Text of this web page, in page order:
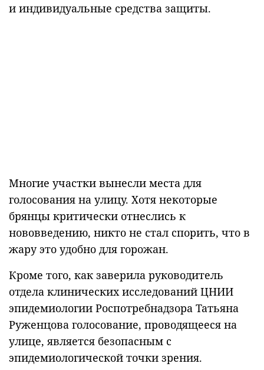
и индивидуальные средства защиты.
Многие участки вынесли места для
голосования на улицу. Хотя некоторые
брянцы критически отнеслись к
нововведению, никто не стал спорить, что в
жару это удобно для горожан.
Кроме того, как заверила руководитель
отдела клинических исследований ЦНИИ
эпидемиологии Роспотребнадзора Татьяна
Руженцова голосование, проводящееся на
улице, является безопасным с
эпидемиологической точки зрения.